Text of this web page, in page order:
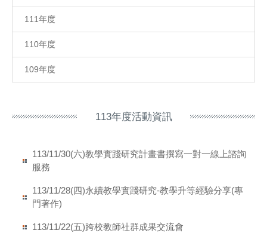
111年度
110年度
109年度
113年度活動資訊
113/11/30(六)教學實踐研究計畫書撰寫一對一線上諮詢
服務
113/11/28(四)永續教學實踐研究-教學升等經驗分享(專
門著作)
113/11/22(五)跨校教師社群成果交流會